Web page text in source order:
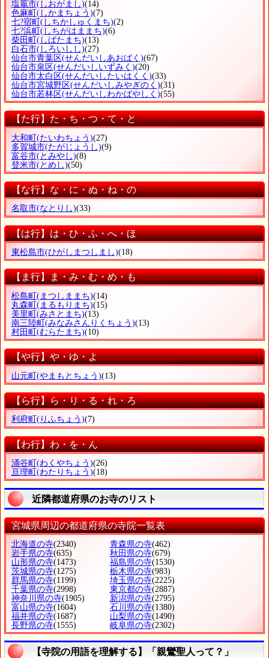
塩竈市(しおがまし)(14)
色麻町 (しかまちょう)(7)
七?宿町 (しちかしゅくまち)(2)
七?浜町 (しちがはままち)(6)
柴田町 (しばたまち)(13)
白石市(しろいしし)(27)
仙台市青葉区(せんだいしあおばく)(67)
仙台市泉区(せんだいしいずみく)(20)
仙台市太白区(せんだいしたいはくく)(33)
仙台市宮城野区(せんだいしみやぎのく)(31)
仙台市若林区(せんだいしわかばやしく)(55)
【た行】た・ち・つ・て・と
大和町(たいわちょう)(27)
多賀城市(たがじょうし)(9)
富谷市(とみやし)(8)
登米市(とめし)(50)
【な行】な・に・ぬ・ね・の
名取市(なとりし)(33)
【は行】は・ひ・ふ・へ・ほ
東松島市(ひがしまつしまし)(18)
【ま行】ま・み・む・め・も
松島町 (まつしままち)(14)
丸森町 (まるもりまち)(15)
美里町 (みさとまち)(13)
南三陸町 (みなみさんりくちょう)(13)
村田町 (むらたまち)(10)
【や行】や・ゆ・よ
山元町(やまもとちょう)(13)
【ら行】ら・り・る・れ・ろ
利府町 (りふちょう)(7)
【わ行】わ・を・ん
涌谷町 (わくやちょう)(26)
亘理町 (わたりちょう)(18)
近隣都道府県のお寺のリスト
宮城県周辺の都道府県の寺院一覧表
北海道の寺(2340) 青森県の寺(462)
岩手県の寺(635) 秋田県の寺(679)
山形県の寺(1473) 福島県の寺(1530)
茨城県の寺(1275) 栃木県の寺(983)
群馬県の寺(1199) 埼玉県の寺(2225)
千葉県の寺(2998) 東京都の寺(2887)
神奈川県の寺(1905) 新潟県の寺(2795)
富山県の寺(1604) 石川県の寺(1380)
福井県の寺(1687) 山梨県の寺(1490)
長野県の寺(1555) 岐阜県の寺(2302)
【寺院の用語を理解する】「親鸞聖人って？」